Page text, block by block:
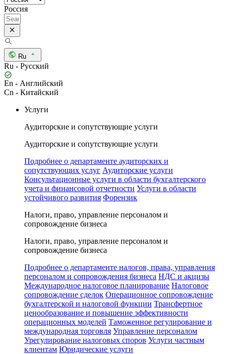
Россия
Ru
Ru - Русский
En - Английский
Cn - Китайский
Услуги
Аудиторские и сопутствующие услуги
Аудиторские и сопутствующие услуги
Подробнее о департаменте аудиторских и
сопутствующих услуг Аудиторские услуги
Консультационные услуги в области бухгалтерского
учета и финансовой отчетности Услуги в области
устойчивого развития Форензик
Налоги, право, управление персоналом и
сопровождение бизнеса
Налоги, право, управление персоналом и
сопровождение бизнеса
Подробнее о департаменте налогов, права, управления
персоналом и сопровождения бизнеса НДС и акцизы
Международное налоговое планирование Налоговое
сопровождение сделок Операционное сопровождение
бухгалтерской и налоговой функции Трансфертное
ценообразование и повышение эффективности
операционных моделей Таможенное регулирование и
международная торговля Управление персоналом
Урегулирование налоговых споров Услуги частным
клиентам Юридические услуги